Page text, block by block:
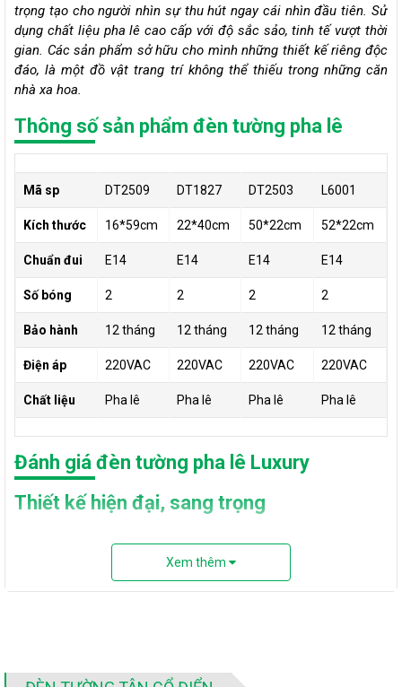
trọng tạo cho người nhìn sự thu hút ngay cái nhìn đầu tiên. Sử
dụng chất liệu pha lê cao cấp với độ sắc sảo, tinh tế vượt thời
gian. Các sản phẩm sở hữu cho mình những thiết kế riêng độc
đáo, là một đồ vật trang trí không thể thiếu trong những căn
nhà xa hoa.
Thông số sản phẩm đèn tường pha lê
Mã sp DT2509 DT1827 DT2503 L6001
Kích thước 16*59cm 22*40cm 50*22cm 52*22cm
Chuẩn đui E14 E14 E14 E14
Số bóng 2 2 2 2
Bảo hành 12 tháng 12 tháng 12 tháng 12 tháng
Điện áp 220VAC 220VAC 220VAC 220VAC
Chất liệu Pha lê Pha lê Pha lê Pha lê
Đánh giá đèn tường pha lê Luxury
Thiết kế hiện đại, sang trọng
thiệu cho các bạn chính là những mẫu mới hiện đại và được ưa
chuộng thời điểm gần đây. Đèn với lỗi thiết kế tạo hình đơn giản
sang trọng hơn bao giờ hết. Đây là những mẫu đèn được các
Xem thêm